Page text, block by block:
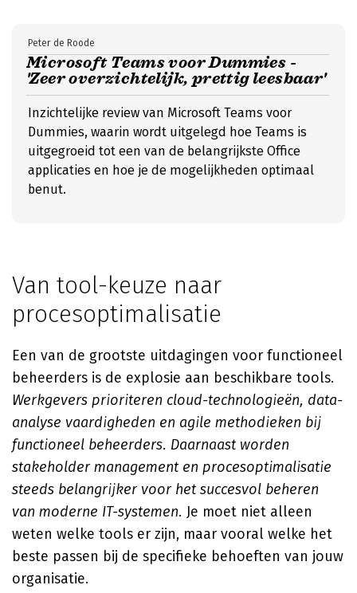
Microsoft Teams voor Dummies -
'Zeer overzichtelijk, prettig leesbaar'
Peter de Roode
Inzichtelijke review van Microsoft Teams voor
Dummies, waarin wordt uitgelegd hoe Teams is
uitgegroeid tot een van de belangrijkste Office
applicaties en hoe je de mogelijkheden optimaal
benut.
Van tool-keuze naar
procesoptimalisatie
Een van de grootste uitdagingen voor functioneel
beheerders is de explosie aan beschikbare tools.
Werkgevers prioriteren cloud-technologieën, data-
analyse vaardigheden en agile methodieken bij
functioneel beheerders. Daarnaast worden
stakeholder management en procesoptimalisatie
steeds belangrijker voor het succesvol beheren
van moderne IT-systemen. Je moet niet alleen
weten welke tools er zijn, maar vooral welke het
beste passen bij de specifieke behoeften van jouw
organisatie.